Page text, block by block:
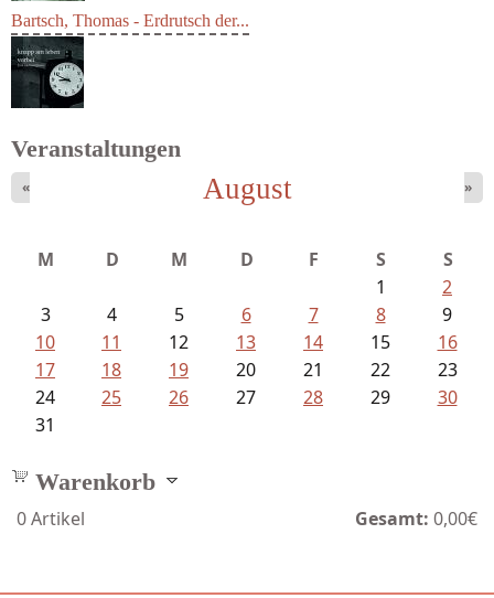
Bartsch, Thomas - Erdrutsch der...
Schaffelhofer, Jörg - knapp am...
Veranstaltungen
August
« »
M D M D F S
S
1
2
3
4 5 6 7 8
9
10
11 12 13 14 15
16
17
18 19 20 21 22
23
24
25 26 27 28 29
30
31
Warenkorb
0Artikel Gesamt: 0,00€